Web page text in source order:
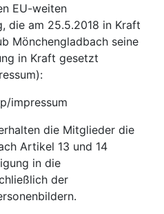
EU-weiten
die am 25.5.2018 in Kraft
Mönchengladbach seine
in Kraft gesetzt
impressum
die Mitglieder die
Artikel 13 und 14
in die
der